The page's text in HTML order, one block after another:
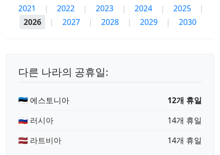
2021 | 2022 | 2023 | 2024 | 2025
|
2026
| 2027 | 2028 | 2029 | 2030
다른 나라의 공휴일:
🇪🇪 에스토니아
12개 휴일
🇷🇺 러시아
14개 휴일
🇱🇻 라트비아
14개 휴일